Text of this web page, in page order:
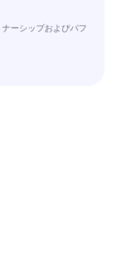
ーシップおよびパフ